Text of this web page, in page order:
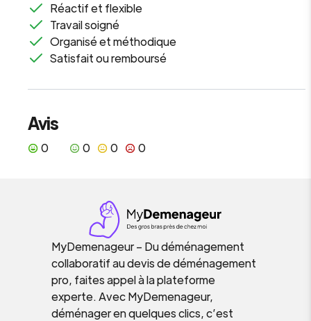
Réactif et flexible
Travail soigné
Organisé et méthodique
Satisfait ou remboursé
Avis
0 0 0 0
MyDemenageur – Du déménagement
collaboratif au devis de déménagement
pro, faites appel à la plateforme
experte. Avec MyDemenageur,
déménager en quelques clics, c’est